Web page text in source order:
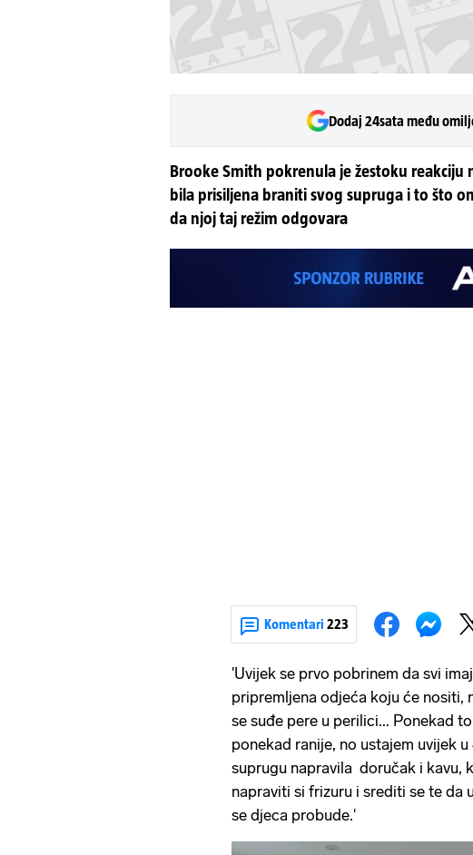
Dodaj 24sata među
Brooke Smith pokrenula je žestoku
bila prisiljena braniti svog supruga i to što
da njoj taj režim odgovara
Komentari 223
'Uvijek se prvo pobrinem da svi
pripremljena odjeća koju će nositi,
se suđe pere u perilici... Ponekad
ponekad ranije, no ustajem uvijek
suprugu napravila doručak i kavu,
napraviti si frizuru i srediti se te da
se djeca probude.'